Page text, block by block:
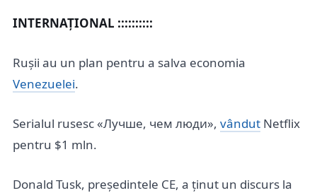
INTERNAȚIONAL ::::::::::
Rușii au un plan pentru a salva economia
Venezuelei.
Serialul rusesc «Лучше, чем люди», vândut Netflix
pentru $1 mln.
Donald Tusk, președintele CE, a ținut un discurs la